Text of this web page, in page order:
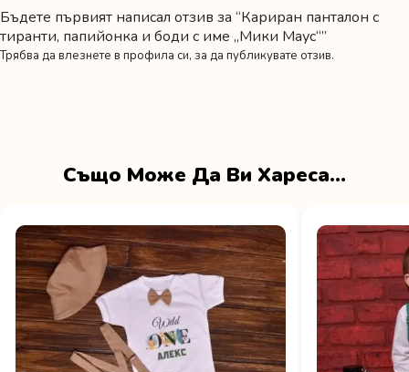
Бъдете първият написал отзив за “Кариран панталон с
тиранти, папийонка и боди с име „Мики Маус“”
Трябва да влезнете в профила си, за да публикувате отзив.
Също Може Да Ви Хареса…